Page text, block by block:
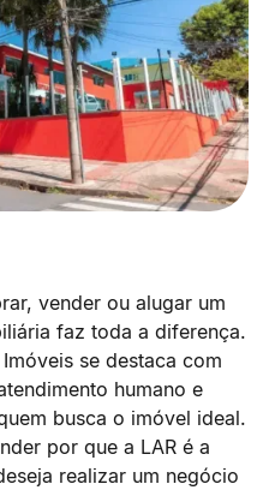
vender ou alugar um
faz toda a diferença.
se destaca com
humano e
busca o imóvel ideal.
por que a LAR é a
realizar um negócio